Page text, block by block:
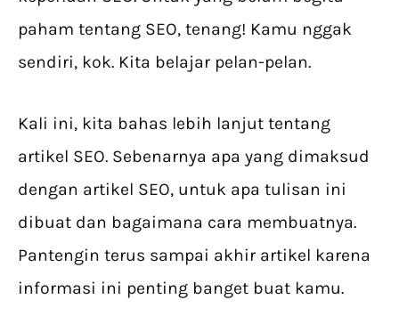
paham tentang SEO, tenang! Kamu nggak
sendiri, kok. Kita belajar pelan-pelan.
Kali ini, kita bahas lebih lanjut tentang
artikel SEO. Sebenarnya apa yang dimaksud
dengan artikel SEO, untuk apa tulisan ini
dibuat dan bagaimana cara membuatnya.
Pantengin terus sampai akhir artikel karena
informasi ini penting banget buat kamu.